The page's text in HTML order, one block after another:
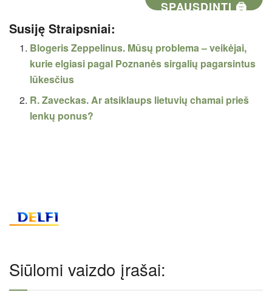
SPAUSDINTI 🖨
Susiję Straipsniai:
Blogeris Zeppelinus. Mūsų problema – veikėjai,
kurie elgiasi pagal Poznanės sirgalių pagarsintus
lūkesčius
R. Zaveckas. Ar atsiklaups lietuvių chamai prieš
lenkų ponus?
Siūlomi vaizdo įrašai: